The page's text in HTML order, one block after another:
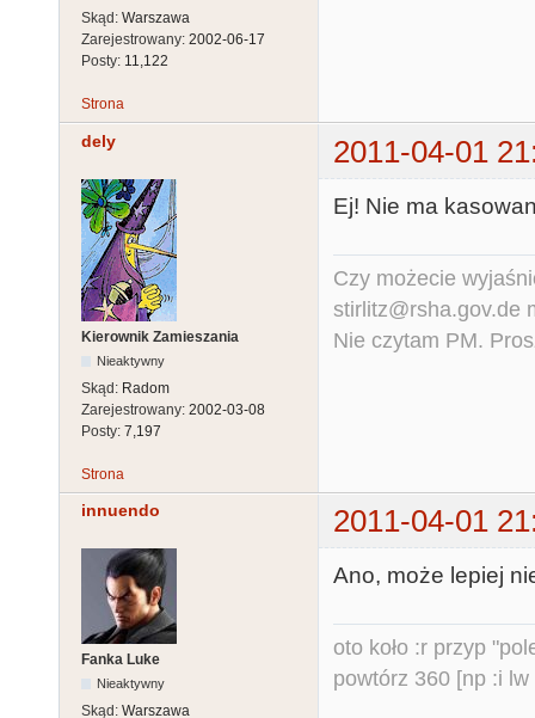
Skąd: Warszawa
Zarejestrowany: 2002-06-17
Posty: 11,122
Strona
dely 2011-04-01
Kierownik Zamieszania
Nieaktywny
Skąd: Radom
Zarejestrowany: 2002-03-08
Posty: 7,197
Ej! Nie ma
Czy możecie
stirlitz@rsha.gov.de
Nie czytam PM.
Strona
innuendo 2011-04-01
Fanka Luke
Nieaktywny
Skąd: Warszawa
Ano, może lepiej
oto koło :r przyp
powtórz 360 [np :i lw